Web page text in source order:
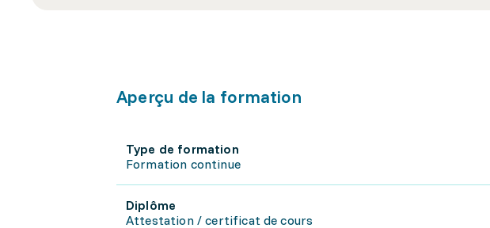
Aperçu de la formation
Type de formation
Formation continue
Diplôme
Attestation / certificat de cours